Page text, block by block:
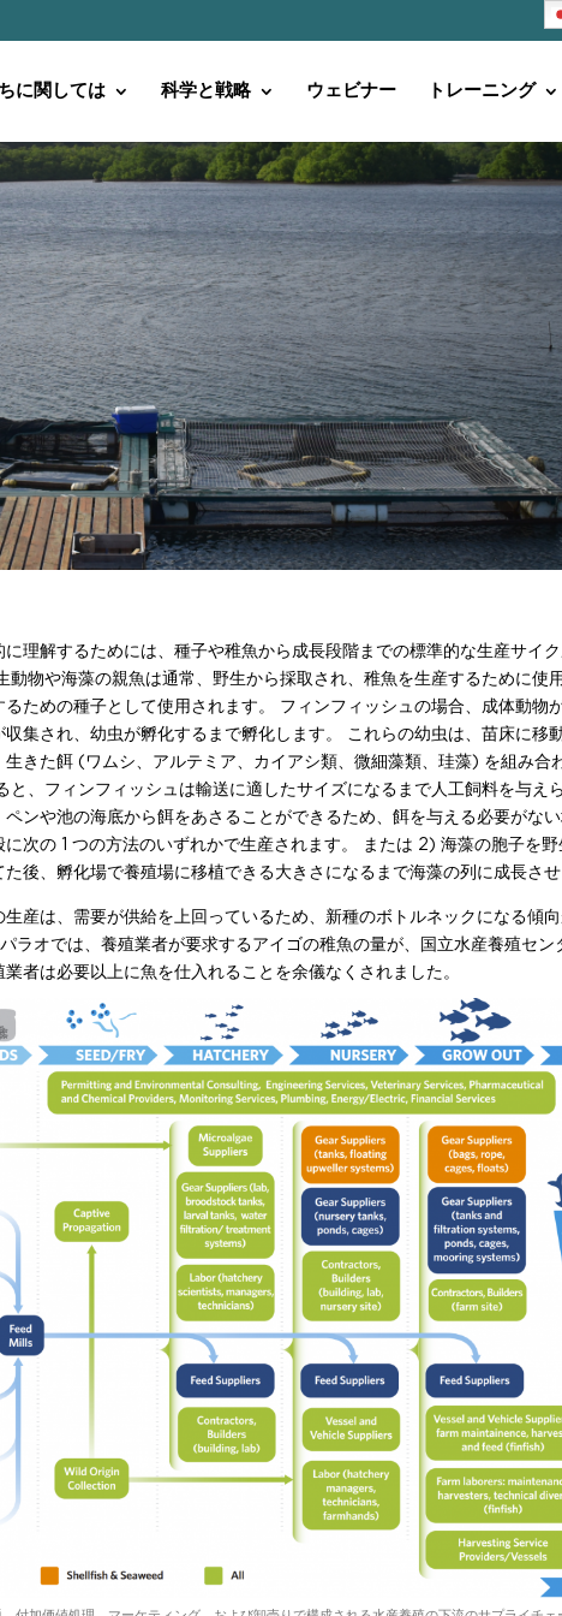
に関しては 科学と戦略 ウェビナー トレーニング
に理解するためには、種子や稚魚から成長段階までの標準的な生産サイ
動物や海藻の親魚は通常、野生から採取され、稚魚を生産するために使
るための種子として使用されます。 フィンフィッシュの場合、成体動物
収集され、幼虫が孵化するまで孵化します。 これらの幼虫は、苗床に移
生きた餌 (ワムシ、アルテミア、カイアシ類、微細藻類、珪藻) を組み合
と、フィンフィッシュは輸送に適したサイズになるまで人工飼料を与え
ペンや池の海底から餌をあさることができるため、餌を与える必要がない
に次の 1 つの方法のいずれかで生産されます。 または 2) 海藻の胞子を野
後、孵化場で養殖場に移植できる大きさになるまで海藻の列に成長させ
生産は、需要が供給を上回っているため、新種のボトルネックになる傾
ラオでは、養殖業者が要求するアイゴの稚魚の量が、国立水産養殖セン
業者は必要以上に魚を仕入れることを余儀なくされました。